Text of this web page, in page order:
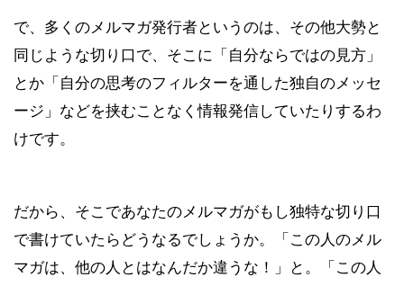
で、多くのメルマガ発行者というのは、その他大勢と
同じような切り口で、そこに「自分ならではの見方」
とか「自分の思考のフィルターを通した独自のメッセ
ージ」などを挟むことなく情報発信していたりするわ
けです。
だから、そこであなたのメルマガがもし独特な切り口
で書けていたらどうなるでしょうか。「この人のメル
マガは、他の人とはなんだか違うな！」と。「この人